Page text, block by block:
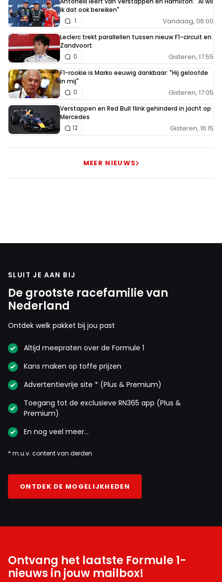
ik dat ook bereiken"
Vandaag, 06:00
1
Leclerc trekt parallellen tussen nieuw F1-circuit en
Zandvoort
Gisteren, 17:55
0
F1-rookie is Marko eeuwig dankbaar: "Hij geloofde
in mij"
Gisteren, 17:05
0
Verstappen en Red Bull flink gehinderd in jacht op
Mercedes
Gisteren, 16:15
12
MEER NIEUWS
SLUIT JE AAN BIJ
De grootste racefamilie van
Nederland
Ontdek welk pakket bij jou past
Altijd meepraten over de Formule 1
Kans maken op toffe prijzen
Advertentievrije site * (Plus & Premium)
Toegang tot de exclusieve RN365 app (Plus &
Premium)
En nog veel meer…
* m.u.v. content van derden
ONTDEK DE MOGELIJKHEDEN
Ontvang het laatste Formule 1-
nieuws in jouw mailbox!